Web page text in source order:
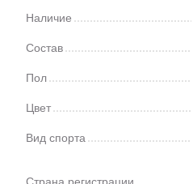
Наличие
Состав
Пол
Цвет
Вид спорта